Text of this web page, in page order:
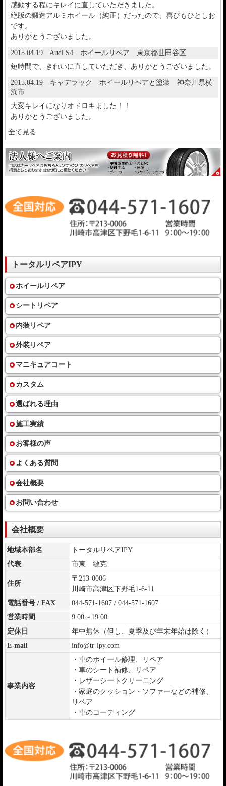
感動する程にキレイに直していただきました。
絶版の鍛造アルミホイール（純正）だったので、喜びもひとしお
です。
ありがとうございました。
2015.04.19 Audi S4 ホイールリペア 東京都世田谷区
短時間で、きれいに直していただき、ありがとうございました。
2015.04.19 キャデラック ホイールリペアと塗装 神奈川県横
浜市
大変キレイになりオドロキました！！
ありがとうございました。
全て見る
トータルリペアIPY
ホイールリペア
シートリペア
内装リペア
外装リペア
マニキュアコート
カスタム
選ばれる理由
施工実績
お客様の声
よくある質問
会社概要
お問い合わせ
会社概要
地域本部名
トータルリペアIPY
代表
市東 敏克
住所
〒213-0006
川崎市高津区下野毛1-6-11
電話番号 / FAX
044-571-1607 / 044-571-1607
営業時間
9:00～19:00
定休日
年中無休（但し、夏季及び年末年始は除く）
E-mail
info@tr-ipy.com
事業内容
・車のホイール修理、リペア
・車のシート補修、リペア
・レザーシートクリーニング
・家庭のクッション・ソファーなどの補修、
リペア
・車のコーティング